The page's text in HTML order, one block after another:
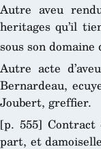
Autre aveu
heritages qu’il
sous son
Autre acte
Bernardeau,
Joubert, greffier.
[p. 555] Contract
part, et